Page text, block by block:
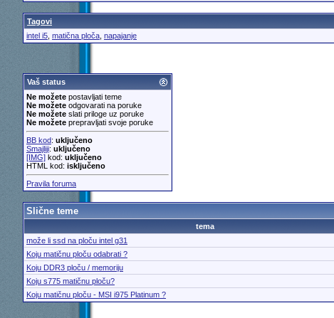
Tagovi
intel i5, matična ploča, napajanje
Vaš status
Ne možetepostavljati teme
Ne možeteodgovarati na poruke
Ne možeteslati priloge uz poruke
Ne možeteprepravljati svoje poruke
BB kod: uključeno
Smajliji: uključeno
[IMG]kod: uključeno
HTML kod: isključeno
Pravila foruma
Slične teme
tema
može li ssd na ploču intel g31
Koju matičnu ploču odabrati ?
Koju DDR3 ploču / memoriju
Koju s775 matičnu ploču?
Koju matičnu ploču - MSI i975 Platinum ?